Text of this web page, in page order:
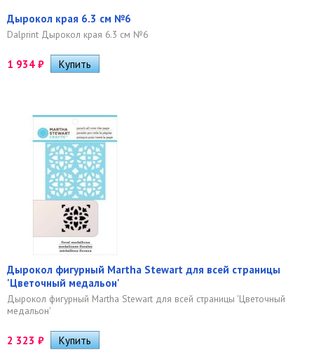
Дырокол края 6.3 см №6
Dalprint Дырокол края 6.3 см №6
1 934 ₽
Дырокол фигурный Martha Stewart для всей страницы
'Цветочный медальон'
Дырокол фигурный Martha Stewart для всей страницы 'Цветочный
медальон'
2 323 ₽